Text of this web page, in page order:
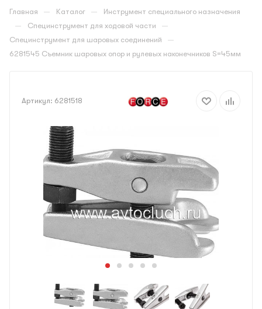
Главная — Каталог — Инструмент специального назначения
— Специнструмент для ходовой части —
Специнструмент для шаровых соединений —
6281545 Съемник шаровых опор и рулевых наконечников S=45мм
Артикул: 6281518